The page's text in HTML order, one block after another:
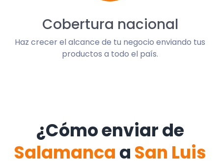
Cobertura nacional
Haz crecer el alcance de tu negocio enviando tus
productos a todo el país.
¿Cómo enviar de
Salamanca a San Luis